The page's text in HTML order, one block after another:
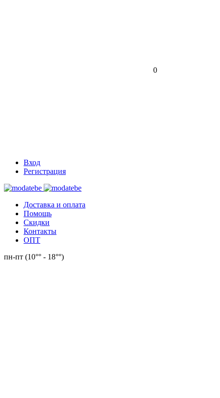
0
Вход
Регистрация
Доставка и оплата
Помощь
Скидки
Контакты
ОПТ
пн-пт (10°° - 18°°)